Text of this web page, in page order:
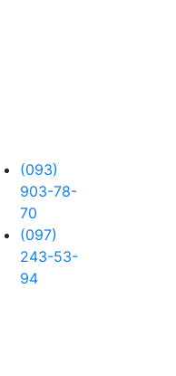
(093)
903-78-
70
(097)
243-53-
94